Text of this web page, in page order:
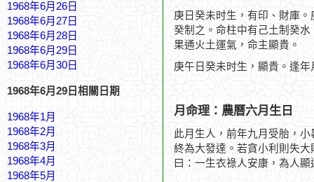
1968年6月26日
1968年6月27日
1968年6月28日
1968年6月29日
1968年6月30日
1968年6月29日相關日期
1968年1月
1968年2月
1968年3月
1968年4月
1968年5月
庚日癸未时生，有印、財庫
癸制之。命柱中有己土制癸
果通火土運氣，命主顯貴。
庚午日癸未时生，顯貴。逢
月命理：農曆六月生日
此月生人，前年九月受胎，
終為大發達。若貪小利則失
曰：一生衣祿人安康，為人